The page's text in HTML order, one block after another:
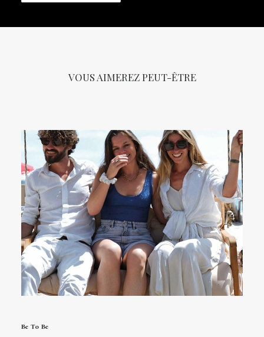
VOUS AIMEREZ PEUT-ÊTRE
Be To Be